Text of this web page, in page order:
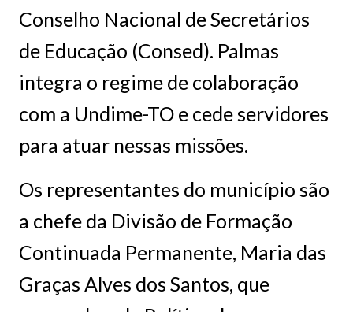
Conselho Nacional de Secretários
de Educação (Consed). Palmas
integra o regime de colaboração
com a Undime-TO e cede servidores
para atuar nessas missões.
Os representantes do município são
a chefe da Divisão de Formação
Continuada Permanente, Maria das
Graças Alves dos Santos, que